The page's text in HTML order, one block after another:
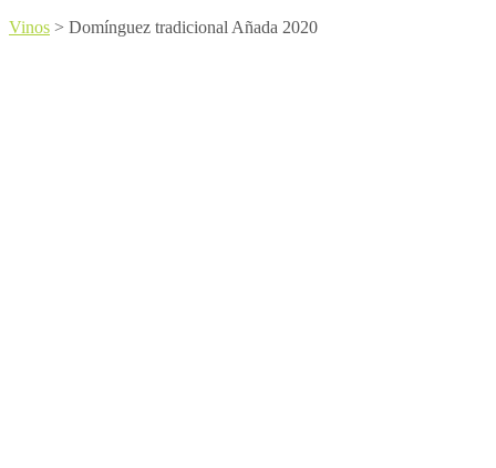
Vinos > Domínguez tradicional Añada 2020